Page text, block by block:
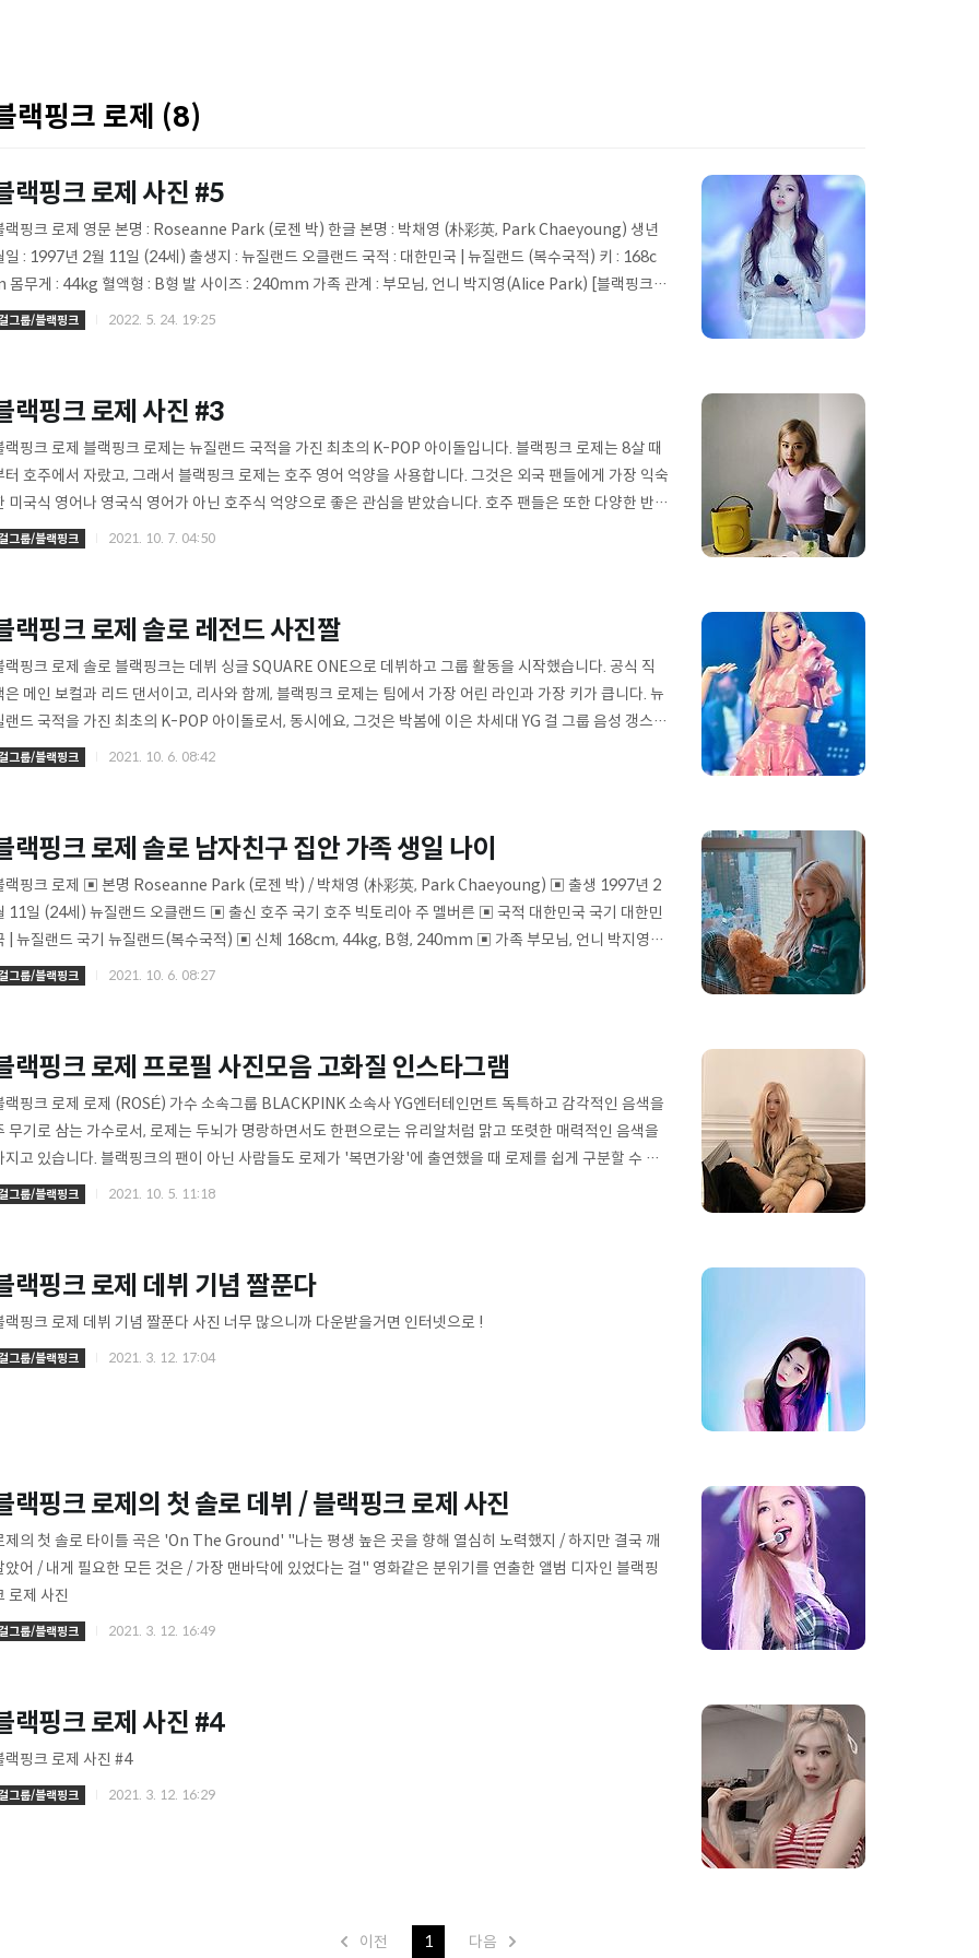
랙핑크 로제 (8)
랙핑크 로제 사진 #5
랙핑크 로제 영문 본명 : Roseanne Park (로젠 박) 한글 본명 : 박채영 (朴彩英, Park Chaeyoung) 생년
일 : 1997년 2월 11일 (24세) 출생지 : 뉴질랜드 오클랜드 국적 : 대한민국 | 뉴질랜드 (복수국적) 키 : 168c
몸무게 : 44kg 혈액형 : B형 발 사이즈 : 240mm 가족 관계 : 부모님, 언니 박지영(Alice Park) [블랙핑크]
랙핑크 지수 JISOO 인스타그램 블랙핑크 지수 JISOO 인스타그램 지수(BLACKPINK) JISOO 블랙핑크
그룹/블랙핑크 2022. 5. 24. 19:25
랙핑크 로제 사진 #3
랙핑크 로제 블랙핑크 로제는 뉴질랜드 국적을 가진 최초의 K-POP 아이돌입니다. 블랙핑크 로제는 8살 때
터 호주에서 자랐고, 그래서 블랙핑크 로제는 호주 영어 억양을 사용합니다. 그것은 외국 팬들에게 가장 익숙
미국식 영어나 영국식 영어가 아닌 호주식 억양으로 좋은 관심을 받았습니다. 호주 팬들은 또한 다양한 반응
디오와 호주 콘서트 브이로그 비디오에서 로즈의 호주식 영어 발음에 친숙함을 표현합니다. 뉴질랜드에서
한국계 미국인 2세 로즈에게 곧 해외에 있다고 언급한 적이 있습니다. ..
그룹/블랙핑크 2021. 10. 7. 04:50
랙핑크 로제 솔로 레전드 사진짤
랙핑크 로제 솔로 블랙핑크는 데뷔 싱글 SQUARE ONE으로 데뷔하고 그룹 활동을 시작했습니다. 공식 직
은 메인 보컬과 리드 댄서이고, 리사와 함께, 블랙핑크 로제는 팀에서 가장 어린 라인과 가장 키가 큽니다. 뉴
랜드 국적을 가진 최초의 K-POP 아이돌로서, 동시에요, 그것은 박봄에 이은 차세대 YG 걸 그룹 음성 갱스터
관심을 끌었습니다. 전체적으로 메인보컬의 포지션, 코성대, 코성대, 코성대, 코성대, 코성대 등이 있습니다.
랙핑크] - 블랙핑크 로제의 첫 솔로 데뷔 / 블랙..
그룹/블랙핑크 2021. 10. 6. 08:42
랙핑크 로제 솔로 남자친구 집안 가족 생일 나이
랙핑크 로제 ▣ 본명 Roseanne Park (로젠 박) / 박채영 (朴彩英, Park Chaeyoung) ▣ 출생 1997년 2
11일 (24세) 뉴질랜드 오클랜드 ▣ 출신 호주 국기 호주 빅토리아 주 멜버른 ▣ 국적 대한민국 국기 대한민
| 뉴질랜드 국기 뉴질랜드(복수국적) ▣ 신체 168cm, 44kg, B형, 240mm ▣ 가족 부모님, 언니 박지영(A
Park)(1993년생) / 반려어 주황이, 반려견 행크(2020년생) ▣ 학력 Canterbury Girls' Secondary Co
그룹/블랙핑크 2021. 10. 6. 08:27
랙핑크 로제 프로필 사진모음 고화질 인스타그램
랙핑크 로제 로제 (ROSÉ) 가수 소속그룹 BLACKPINK 소속사 YG엔터테인먼트 독특하고 감각적인 음색을
무기로 삼는 가수로서, 로제는 두뇌가 명랑하면서도 한편으로는 유리알처럼 맑고 또렷한 매력적인 음색을
지고 있습니다. 블랙핑크의 팬이 아닌 사람들도 로제가 '복면가왕'에 출연했을 때 로제를 쉽게 구분할 수 있
만큼 독특하다, 패널들과 시청자들은 마스크를 쓰는 것은 의미가 없다고 말했습니다. 메인 보컬로서, 로제는
제의 독특함은 듣는 이로 하여금 로제의 노래를 계속 찾게 만드는 매우..
그룹/블랙핑크 2021. 10. 5. 11:18
랙핑크 로제 데뷔 기념 짤푼다
랙핑크 로제 데뷔 기념 짤푼다 사진 너무 많으니까 다운받을거면 인터넷으로 !
그룹/블랙핑크 2021. 3. 12. 17:04
랙핑크 로제의 첫 솔로 데뷔 / 블랙핑크 로제 사진
제의 첫 솔로 타이틀 곡은 'On The Ground' "나는 평생 높은 곳을 향해 열심히 노력했지 / 하지만 결국 깨
았어 / 내게 필요한 모든 것은 / 가장 맨바닥에 있었다는 걸" 영화같은 분위기를 연출한 앨범 디자인 블랙핑
로제 사진
그룹/블랙핑크 2021. 3. 12. 16:49
랙핑크 로제 사진 #4
랙핑크 로제 사진 #4
그룹/블랙핑크 2021. 3. 12. 16:29
이전 1 다음